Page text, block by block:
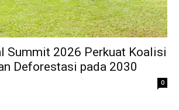
Summit 2026 Perkuat Koalisi
Deforestasi pada 2030
0